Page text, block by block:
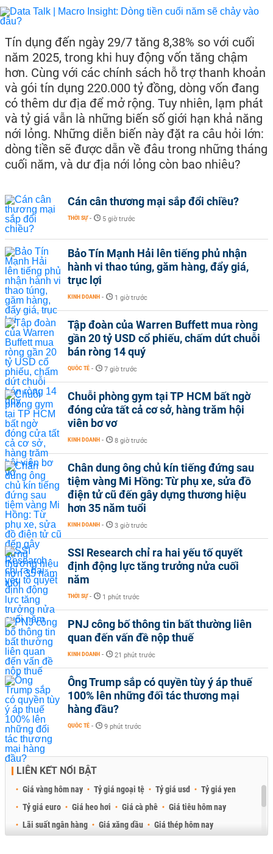
Tín dụng đến ngày 29/7 tăng 8,38% so với cuối
năm 2025, trong khi huy động vốn tăng chậm
hơn. Cùng với các chính sách hỗ trợ thanh khoản
và gói tín dụng 220.000 tỷ đồng, dòng vốn đang
có thêm dư địa để mở rộng. Tuy nhiên, lạm phát
và tỷ giá vẫn là những biến số giới hạn khả năng
nới lỏng. Những diễn biến này đặt ra câu hỏi lớn:
dòng tiền sẽ được dẫn về đâu trong những tháng
cuối năm, và dư địa nới lỏng còn bao nhiêu?
Cán cân thương mại sắp đổi chiều?
THỜI SỰ - 5 giờ trước
Bảo Tín Mạnh Hải lên tiếng phủ nhận
hành vi thao túng, găm hàng, đẩy giá,
trục lợi
KINH DOANH - 1 giờ trước
Tập đoàn của Warren Buffett mua ròng
gần 20 tỷ USD cổ phiếu, chấm dứt chuỗi
bán ròng 14 quý
QUỐC TẾ - 7 giờ trước
Chuỗi phòng gym tại TP HCM bất ngờ
đóng cửa tất cả cơ sở, hàng trăm hội
viên bơ vơ
KINH DOANH - 8 giờ trước
Chân dung ông chủ kín tiếng đứng sau
tiệm vàng Mi Hồng: Từ phụ xe, sửa đồ
điện tử cũ đến gây dựng thương hiệu
hơn 35 năm tuổi
KINH DOANH - 3 giờ trước
SSI Research chỉ ra hai yếu tố quyết
định động lực tăng trưởng nửa cuối
năm
THỜI SỰ - 1 phút trước
PNJ công bố thông tin bất thường liên
quan đến vấn đề nộp thuế
KINH DOANH - 21 phút trước
Ông Trump sắp có quyền tùy ý áp thuế
100% lên những đối tác thương mại
hàng đầu?
QUỐC TẾ - 9 phút trước
LIÊN KẾT NỔI BẬT
Giá vàng hôm nay Tỷ giá ngoại tệ Tỷ giá usd
Tỷ giá yen
Tỷ giá euro
Giá heo hơi Giá cà phê
Giá tiêu hôm nay
Lãi suất ngân hàng
Giá xăng dầu
Giá thép hôm nay